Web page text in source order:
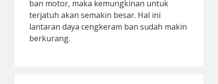
ban motor, maka kemungkinan untuk
terjatuh akan semakin besar. Hal ini
lantaran daya cengkeram ban sudah makin
berkurang.